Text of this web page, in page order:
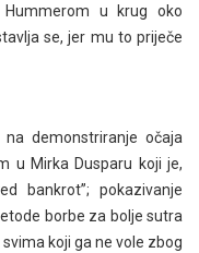
u krug oko
se, jer mu to priječe
demonstriranje očaja
u Mirka Dusparu koji je,
bankrot”; pokazivanje
borbe za bolje sutra
koji ga ne vole zbog